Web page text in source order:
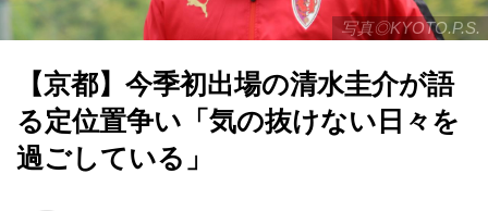
写真◎KYOTO.P.S.
【京都】今季初出場の清水圭介が語
る定位置争い「気の抜けない日々を
過ごしている」